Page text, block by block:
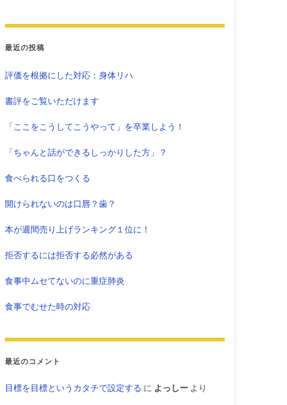
最近の投稿
評価を根拠にした対応：身体リハ
書評をご覧いただけます
「ここをこうしてこうやって」を卒業しよう！
「ちゃんと話ができるしっかりした方」？
食べられる口をつくる
開けられないのは口唇？歯？
本が週間売り上げランキング１位に！
拒否するには拒否する必然がある
食事中ムセてないのに重症肺炎
食事でむせた時の対応
最近のコメント
目標を目標というカタチで設定する に よっしー より